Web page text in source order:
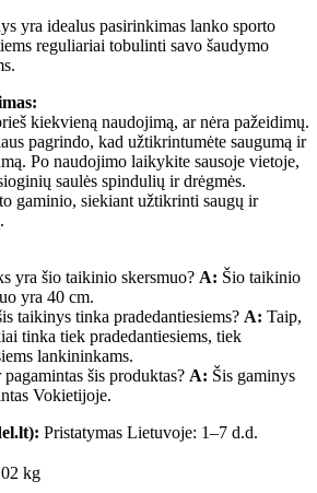
yra idealus pasirinkimas lanko sporto
reguliariai tobulinti savo šaudymo
kiekvieną naudojimą, ar nėra pažeidimų.
pagrindo, kad užtikrintumėte saugumą ir
Po naudojimo laikykite sausoje vietoje,
saulės spindulių ir drėgmės.
gaminio, siekiant užtikrinti saugų ir
yra šio taikinio skersmuo? A: Šio taikinio
yra 40 cm.
taikinys tinka pradedantiesiems? A: Taip,
tinka tiek pradedantiesiems, tiek
lankininkams.
šis produktas? A: Šis gaminys
Vokietijoje.
Pristatymas Lietuvoje: 1–7 d.d.
kg